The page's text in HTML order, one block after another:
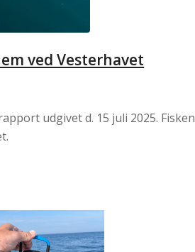
ved Vesterhavet
udgivet d. 15 juli 2025. Fisken